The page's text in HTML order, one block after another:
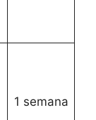
1 semana